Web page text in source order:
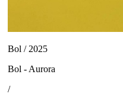
Bol / 2025
Bol - Aurora
/